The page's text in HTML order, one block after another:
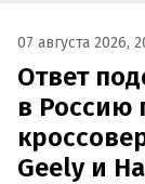
07 августа 2026,
Ответ
в Россию
Geely и